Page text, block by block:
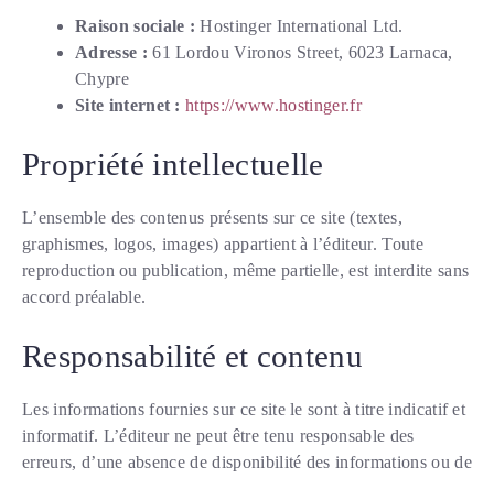
Raison sociale : Hostinger International Ltd.
Adresse : 61 Lordou Vironos Street, 6023 Larnaca,
Chypre
Site internet : https://www.hostinger.fr
Propriété intellectuelle
L’ensemble des contenus présents sur ce site (textes,
graphismes, logos, images) appartient à l’éditeur. Toute
reproduction ou publication, même partielle, est interdite sans
accord préalable.
Responsabilité et contenu
Les informations fournies sur ce site le sont à titre indicatif et
informatif. L’éditeur ne peut être tenu responsable des
erreurs, d’une absence de disponibilité des informations ou de